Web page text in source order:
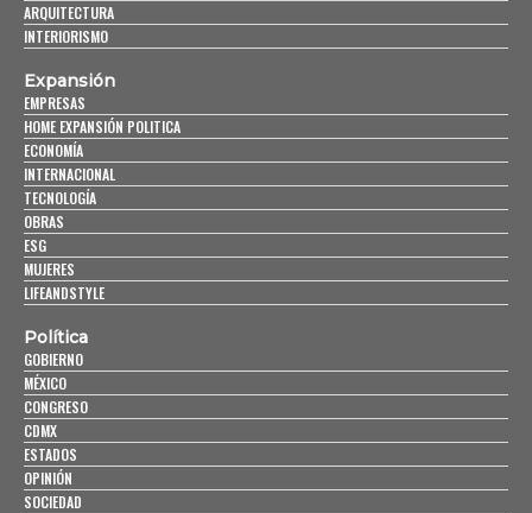
ARQUITECTURA
INTERIORISMO
Expansión
EMPRESAS
HOME EXPANSIÓN POLITICA
ECONOMÍA
INTERNACIONAL
TECNOLOGÍA
OBRAS
ESG
MUJERES
LIFEANDSTYLE
Política
GOBIERNO
MÉXICO
CONGRESO
CDMX
ESTADOS
OPINIÓN
SOCIEDAD